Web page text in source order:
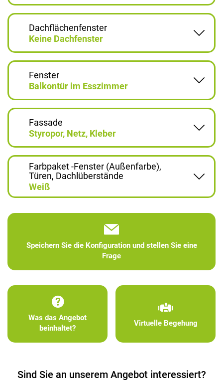
Dachflächenfenster
Keine Dachfenster
Fenster
Balkontür im Esszimmer
Fassade
Styropor, Netz, Kleber
Farbpaket -Fenster (Außenfarbe),
Türen, Dachlüberstände
Weiß
Speichern Sie die Konfiguration und stellen Sie eine
Frage
Was das Angebot
beinhaltet?
Virtuelle Begehung
Sind Sie an unserem Angebot interessiert?